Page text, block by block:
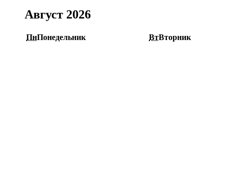
Август 2026
ПнПонедельник ВтВторник